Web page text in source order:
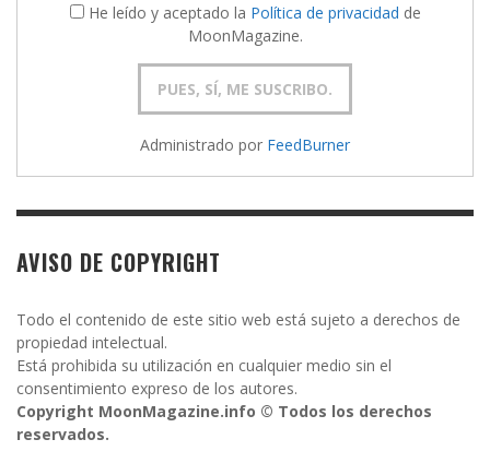
He leído y aceptado la Política de privacidad de
MoonMagazine.
Administrado por FeedBurner
AVISO DE COPYRIGHT
Todo el contenido de este sitio web está sujeto a derechos de
propiedad intelectual.
Está prohibida su utilización en cualquier medio sin el
consentimiento expreso de los autores.
Copyright MoonMagazine.info © Todos los derechos
reservados.